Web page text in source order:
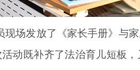
场发放了《家长手册》与
动既补齐了法治育儿短板